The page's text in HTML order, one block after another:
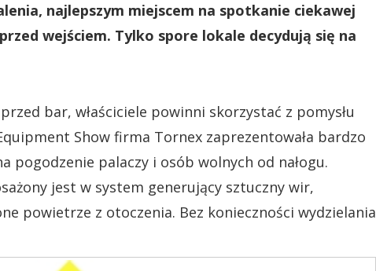
najlepszym miejscem na spotkanie ciekawej
wejściem. Tylko spore lokale decydują się na
bar, właściciele powinni skorzystać z pomysłu
Show firma Tornex zaprezentowała bardzo
pogodzenie palaczy i osób wolnych od nałogu.
jest w system generujący sztuczny wir,
powietrze z otoczenia. Bez konieczności wydzielania